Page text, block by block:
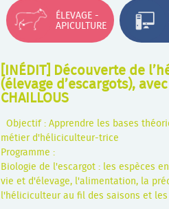
ÉLEVAGE -
APICULTURE
[INÉDIT] Découverte de
(élevage d’escargots),
CHAILLOUS
Objectif : Apprendre les bases
métier d'héliciculteur-trice
Programme :
Biologie de l'escargot : les espèces
vie et d'élevage, l'alimentation, la
l'héliciculteur au fil des saisons et